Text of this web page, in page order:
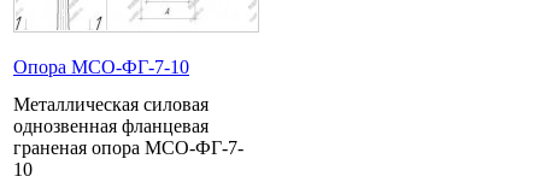
Опора МCО-ФГ-7-10
Металлическая силовая
однозвенная фланцевая
граненая опора МСО-ФГ-7-
10